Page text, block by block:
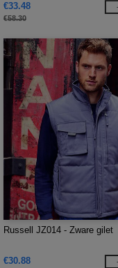
€33.48
€58.30
Russell JZ014 - Zware gilet
€30.88